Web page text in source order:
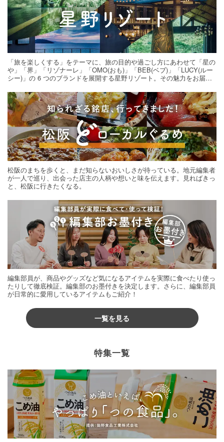
「旅を楽しくする」をテーマに、旅の目的や過ごし方にあわせて「星の
や」「界」「リゾナーレ」「OMO(おも)」「BEB(ベブ)」「LUCY(ルー
シー)」の 6 つのブランドを展開する星野リゾート。その魅力をお届け
松阪のまちを歩くと、まだ知らないおいしさが待っている。地元編集者
が一人で巡り、出会った店主の人柄や想いと味を伝えます。見ればきっ
と、松阪に行きたくなる。
編集部員が、商品やグッズなど気になるアイテムを実際に食べたり使っ
たりして徹底検証。編集部のお墨付きを決定します。さらに、編集部員
が日常的に愛用しているアイテムもご紹介！
一覧を見る
特集一覧